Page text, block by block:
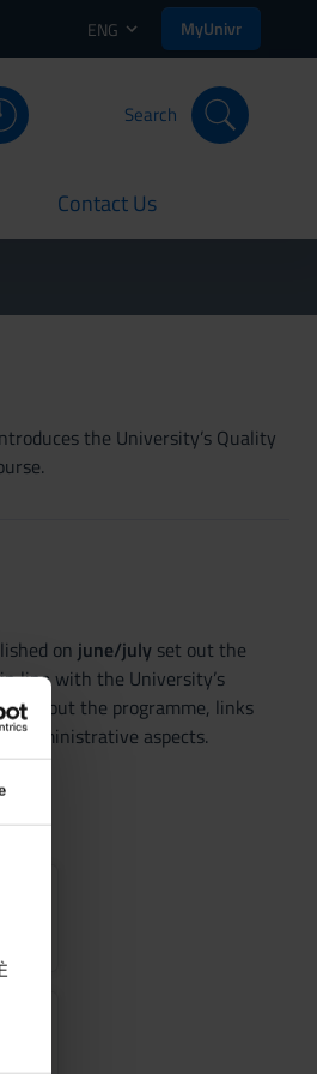
ENG MyUnivr
Search
Contact Us
current
the University’s Quality
on june/july set out the
line with the University’s
about the programme, links
administrative aspects.